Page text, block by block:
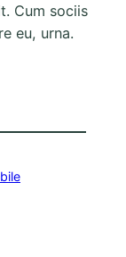
Cum sociis
eu, urna.